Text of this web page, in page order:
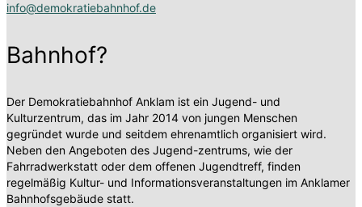
info@demokratiebahnhof.de
Bahnhof?
Der Demokratiebahnhof Anklam ist ein Jugend- und
Kulturzentrum, das im Jahr 2014 von jungen Menschen
gegründet wurde und seitdem ehrenamtlich organisiert wird.
Neben den Angeboten des Jugend-zentrums, wie der
Fahrradwerkstatt oder dem offenen Jugendtreff, finden
regelmäßig Kultur- und Informationsveranstaltungen im Anklamer
Bahnhofsgebäude statt.